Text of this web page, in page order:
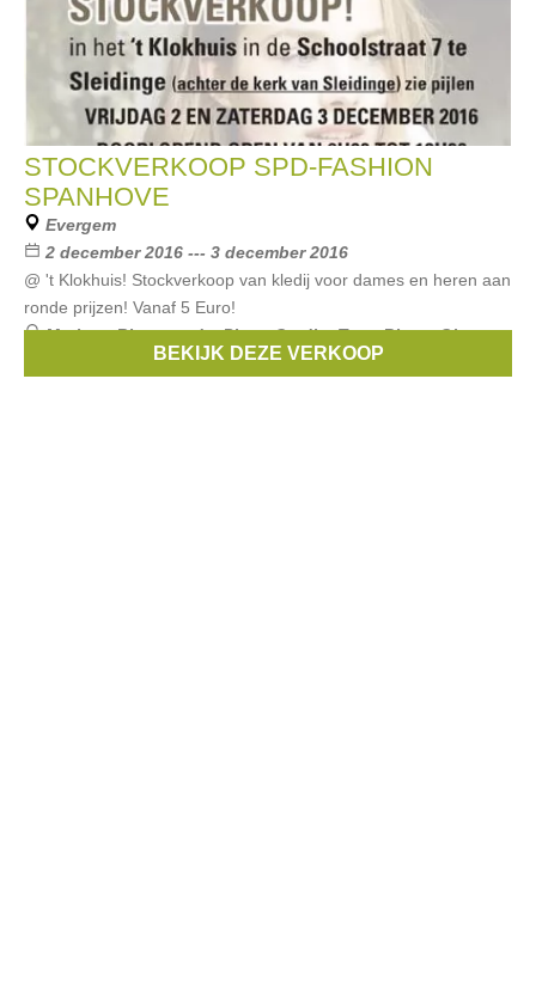
STOCKVERKOOP SPD-FASHION
SPANHOVE
Evergem
2 december 2016 --- 3 december 2016
@ 't Klokhuis! Stockverkoop van kledij voor dames en heren aan
ronde prijzen! Vanaf 5 Euro!
Merken:Riverwoods,Pierre Cardin,Terre Bleue,Gigue,
BEKIJK DEZE VERKOOP